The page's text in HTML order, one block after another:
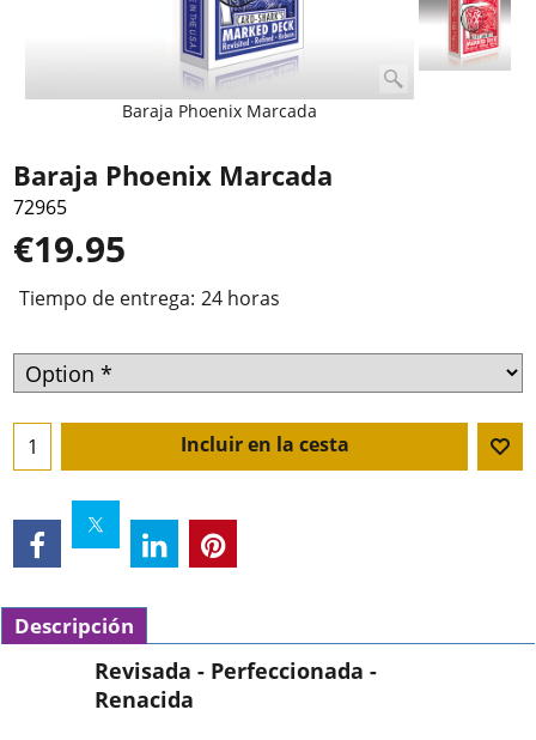
Baraja Phoenix Marcada
Baraja Phoenix Marcada
72965
€19.95
Tiempo de entrega: 24 horas
Incluir en la cesta
Descripción
Revisada - Perfeccionada -
Renacida